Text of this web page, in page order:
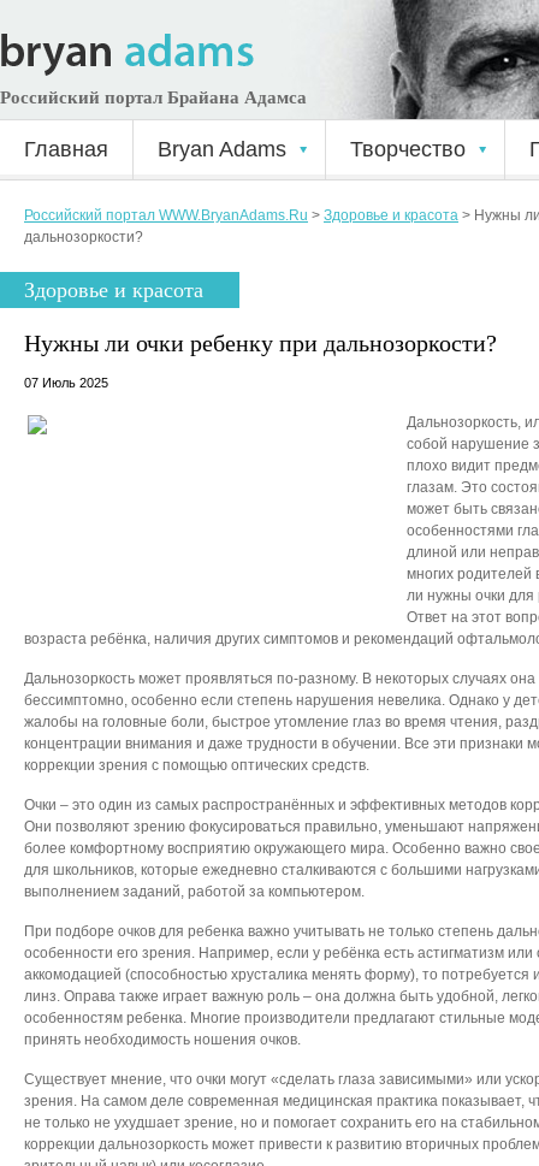
Российский портал Брайана Адамса
Главная Bryan Adams Творчество
Российский портал WWW.BryanAdams.Ru > Здоровье и красота > Нужны
дальнозоркости?
Здоровье и красота
Нужны ли очки ребенку при дальнозоркости?
07 Июль 2025
Дальнозоркость,
собой нарушение
плохо видит
глазам. Это
может быть
особенностями
длиной или
многих родителей
ли нужны очки для
Ответ на этот
возраста ребёнка, наличия других симптомов и рекомендаций
Дальнозоркость может проявляться по-разному. В некоторых случаях она
бессимптомно, особенно если степень нарушения невелика. Однако у
жалобы на головные боли, быстрое утомление глаз во время чтения,
концентрации внимания и даже трудности в обучении. Все эти признаки
коррекции зрения с помощью оптических средств.
Очки – это один из самых распространённых и эффективных методов
Они позволяют зрению фокусироваться правильно, уменьшают
более комфортному восприятию окружающего мира. Особенно важно
для школьников, которые ежедневно сталкиваются с большими
выполнением заданий, работой за компьютером.
При подборе очков для ребенка важно учитывать не только степень
особенности его зрения. Например, если у ребёнка есть астигматизм
аккомодацией (способностью хрусталика менять форму), то потребуется
линз. Оправа также играет важную роль – она должна быть удобной,
особенностям ребенка. Многие производители предлагают стильные
принять необходимость ношения очков.
Существует мнение, что очки могут «сделать глаза зависимыми» или
зрения. На самом деле современная медицинская практика показывает,
не только не ухудшает зрение, но и помогает сохранить его на
коррекции дальнозоркость может привести к развитию вторичных